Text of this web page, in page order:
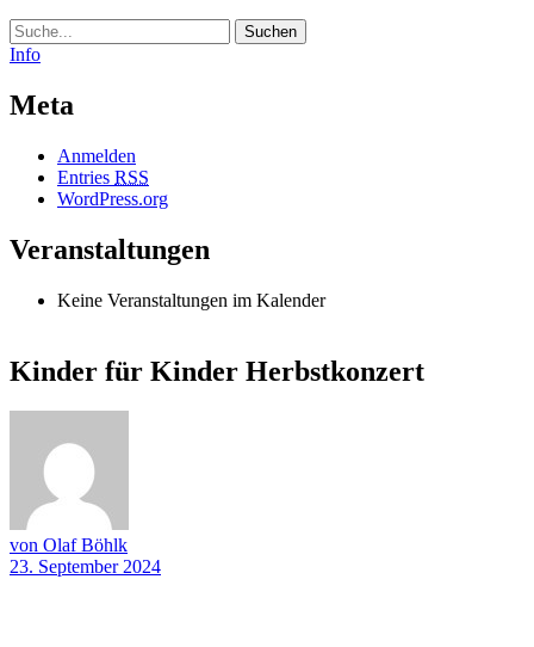
Suche
Info
Meta
Anmelden
Entries RSS
WordPress.org
Veranstaltungen
Keine Veranstaltungen im Kalender
Kinder für Kinder Herbstkonzert
von Olaf Böhlk
23. September 2024